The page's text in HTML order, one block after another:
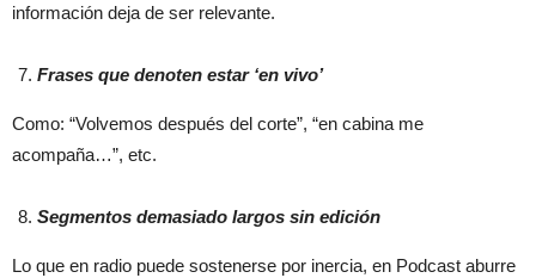
información deja de ser relevante.
Frases que denoten estar ‘en vivo’
Como: “Volvemos después del corte”, “en cabina me
acompaña…”, etc.
Segmentos demasiado largos sin edición
Lo que en radio puede sostenerse por inercia, en Podcast aburre